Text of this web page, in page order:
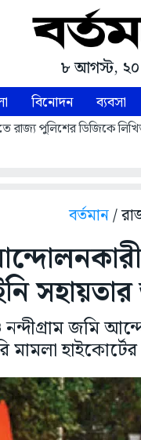
৮ আগস্ট,
বিনোদন ব্যবসা
রাজ্য পুলিশের ডিজিকে
বর্তমান/
নন্দীগ্রাম জমি
হাইকোর্টের